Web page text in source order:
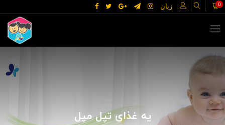
زبان 0
یه غذای تپل مپل